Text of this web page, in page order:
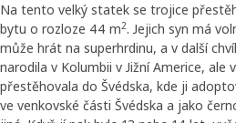
Na tento velký statek se trojice
bytu o rozloze 44 m2. Jejich syn má
může hrát na superhrdinu, a v další
narodila v Kolumbii v Jižní Americe, ale
přestěhovala do Švédska, kde ji
ve venkovské části Švédska a jako